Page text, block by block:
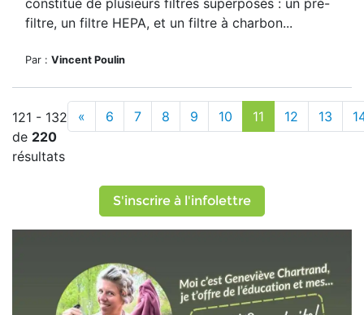
constitué de plusieurs filtres superposés : un pré-
filtre, un filtre HEPA, et un filtre à charbon...
Par : Vincent Poulin
121 - 132
de 220
résultats
« 6 7 8 9 10 11 12 13
S'inscrire à l'infolettre